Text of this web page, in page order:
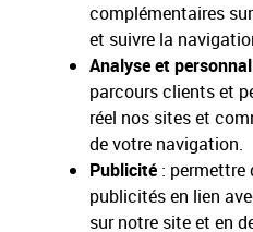
complémentaires
et suivre la
Analyse et
parcours clients et
réel nos sites et
de votre navigation.
Publicité : permettre
publicités en lien
sur notre site et en
Applications La Poste
Restons connectés
Nos Services